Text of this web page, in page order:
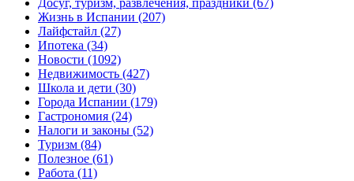
Досуг, туризм, развлечения, праздники (67)
Жизнь в Испании (207)
Лайфстайл (27)
Ипотека (34)
Новости (1092)
Недвижимость (427)
Школа и дети (30)
Города Испании (179)
Гастрономия (24)
Налоги и законы (52)
Туризм (84)
Полезное (61)
Работа (11)